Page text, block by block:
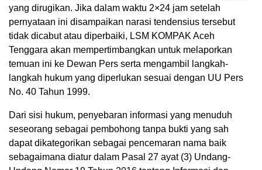
yang dirugikan. Jika dalam waktu 2×24 jam setelah
pernyataan ini disampaikan narasi tendensius tersebut
tidak dicabut atau diperbaiki, LSM KOMPAK Aceh
Tenggara akan mempertimbangkan untuk melaporkan
temuan ini ke Dewan Pers serta mengambil langkah-
langkah hukum yang diperlukan sesuai dengan UU Pers
No. 40 Tahun 1999.
Dari sisi hukum, penyebaran informasi yang menuduh
seseorang sebagai pembohong tanpa bukti yang sah
dapat dikategorikan sebagai pencemaran nama baik
sebagaimana diatur dalam Pasal 27 ayat (3) Undang-